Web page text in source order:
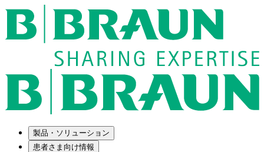
製品・ソリューション
患者さま向け情報